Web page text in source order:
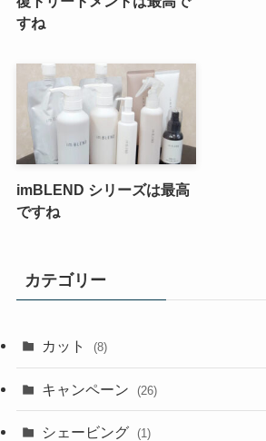
すね
imBLEND シリーズは最高
ですね
カテゴリー
カット (8)
キャンペーン (26)
シェービング (1)